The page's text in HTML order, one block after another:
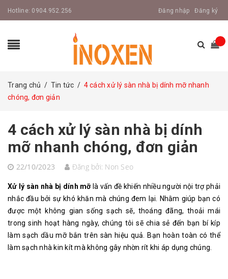
Hotline: 0904.952.256 Đăng nhập Đăng ký
Trang chủ / Tin tức / 4 cách xử lý sàn nhà bị dính mỡ nhanh
chóng, đơn giản
4 cách xử lý sàn nhà bị dính
mỡ nhanh chóng, đơn giản
22/10/2023 Đăng bởi: Non Seo
Xử lý sàn nhà bị dính mỡlà vấn đề khiến nhiều người nội trợ phải
nhắc đầu bởi sự khó khăn mà chúng đem lại. Nhằm giúp bạn có
được một không gian sống sạch sẽ, thoáng đãng, thoải mái
trong sinh hoạt hàng ngày, chúng tôi sẽ chia sẻ đến bạn bí kíp
làm sạch dầu mỡ bắn trên sàn hiệu quả. Bạn hoàn toàn có thể
làm sạch nhà kin kít mà không gây nhờn rít khi áp dụng chúng.